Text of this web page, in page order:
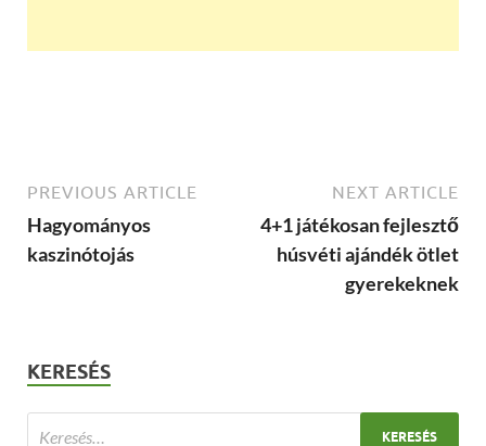
PREVIOUS ARTICLE
Hagyományos
kaszinótojás
NEXT ARTICLE
4+1 játékosan fejlesztő
húsvéti ajándék ötlet
gyerekeknek
KERESÉS